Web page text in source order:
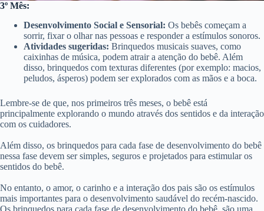
3º Mês:
Desenvolvimento Social e Sensorial: Os bebês começam a
sorrir, fixar o olhar nas pessoas e responder a estímulos sonoros.
Atividades sugeridas: Brinquedos musicais suaves, como
caixinhas de música, podem atrair a atenção do bebê. Além
disso, brinquedos com texturas diferentes (por exemplo: macios,
peludos, ásperos) podem ser explorados com as mãos e a boca.
Lembre-se de que, nos primeiros três meses, o bebê está
principalmente explorando o mundo através dos sentidos e da interação
com os cuidadores.
Além disso, os brinquedos para cada fase de desenvolvimento do bebê
nessa fase devem ser simples, seguros e projetados para estimular os
sentidos do bebê.
No entanto, o amor, o carinho e a interação dos pais são os estímulos
mais importantes para o desenvolvimento saudável do recém-nascido.